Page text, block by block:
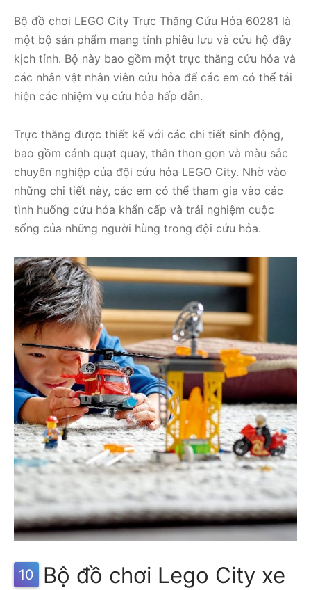
Bộ đồ chơi LEGO City Trực Thăng Cứu Hỏa 60281 là
một bộ sản phẩm mang tính phiêu lưu và cứu hộ đầy
kịch tính. Bộ này bao gồm một trực thăng cứu hỏa và
các nhân vật nhân viên cứu hỏa để các em có thể tái
hiện các nhiệm vụ cứu hỏa hấp dẫn.
Trực thăng được thiết kế với các chi tiết sinh động,
bao gồm cánh quạt quay, thân thon gọn và màu sắc
chuyên nghiệp của đội cứu hỏa LEGO City. Nhờ vào
những chi tiết này, các em có thể tham gia vào các
tình huống cứu hỏa khẩn cấp và trải nghiệm cuộc
sống của những người hùng trong đội cứu hỏa.
10
Bộ đồ chơi Lego City xe